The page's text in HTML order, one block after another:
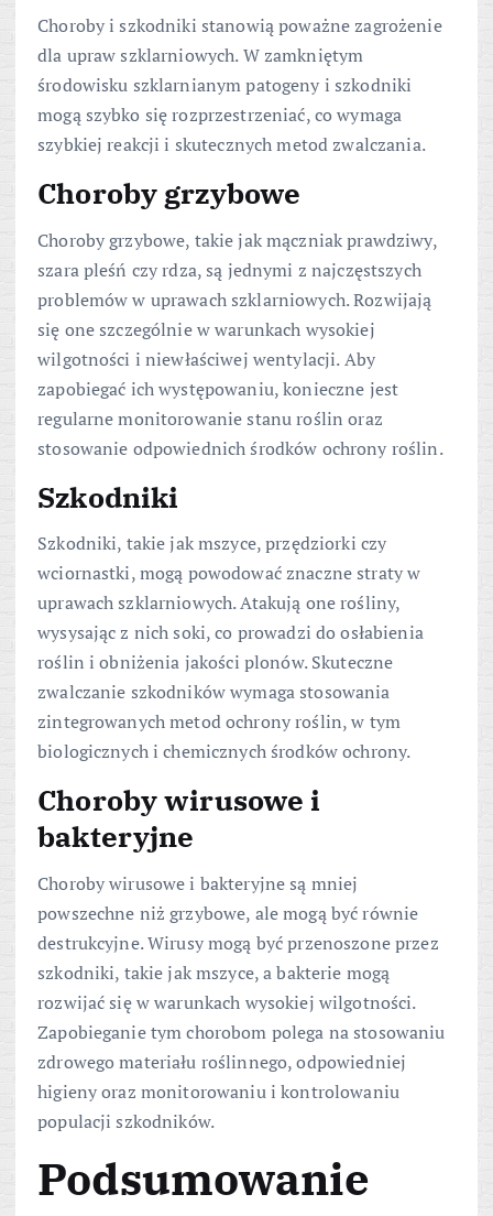
Choroby i szkodniki stanowią poważne zagrożenie
dla upraw szklarniowych. W zamkniętym
środowisku szklarnianym patogeny i szkodniki
mogą szybko się rozprzestrzeniać, co wymaga
szybkiej reakcji i skutecznych metod zwalczania.
Choroby grzybowe
Choroby grzybowe, takie jak mączniak prawdziwy,
szara pleśń czy rdza, są jednymi z najczęstszych
problemów w uprawach szklarniowych. Rozwijają
się one szczególnie w warunkach wysokiej
wilgotności i niewłaściwej wentylacji. Aby
zapobiegać ich występowaniu, konieczne jest
regularne monitorowanie stanu roślin oraz
stosowanie odpowiednich środków ochrony roślin.
Szkodniki
Szkodniki, takie jak mszyce, przędziorki czy
wciornastki, mogą powodować znaczne straty w
uprawach szklarniowych. Atakują one rośliny,
wysysając z nich soki, co prowadzi do osłabienia
roślin i obniżenia jakości plonów. Skuteczne
zwalczanie szkodników wymaga stosowania
zintegrowanych metod ochrony roślin, w tym
biologicznych i chemicznych środków ochrony.
Choroby wirusowe i
bakteryjne
Choroby wirusowe i bakteryjne są mniej
powszechne niż grzybowe, ale mogą być równie
destrukcyjne. Wirusy mogą być przenoszone przez
szkodniki, takie jak mszyce, a bakterie mogą
rozwijać się w warunkach wysokiej wilgotności.
Zapobieganie tym chorobom polega na stosowaniu
zdrowego materiału roślinnego, odpowiedniej
higieny oraz monitorowaniu i kontrolowaniu
populacji szkodników.
Podsumowanie